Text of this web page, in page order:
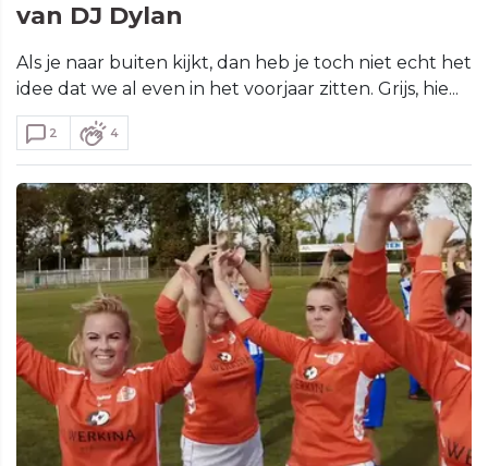
van DJ Dylan
Als je naar buiten kijkt, dan heb je toch niet echt het
idee dat we al even in het voorjaar zitten. Grijs, hie...
2 4